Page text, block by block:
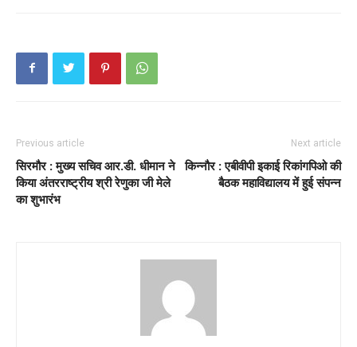
Previous article
सिरमौर : मुख्य सचिव आर.डी. धीमान ने
किया अंतरराष्ट्रीय श्री रेणुका जी मेले
का शुभारंभ
Next article
किन्नौर : एबीवीपी इकाई रिकांगपिओ की
बैठक महाविद्यालय में हुई संपन्न